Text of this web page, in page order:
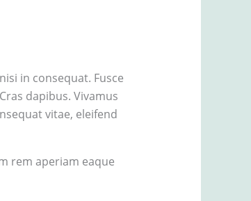
in consequat. Fusce
dapibus. Vivamus
vitae, eleifend
rem aperiam eaque